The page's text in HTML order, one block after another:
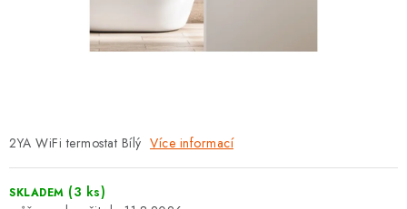
2YA WiFi termostat Bílý Více informací
SKLADEM (3 ks)